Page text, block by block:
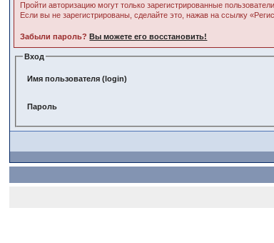
Пройти авторизацию могут только зарегистрированные пользователи.
Если вы не зарегистрированы, сделайте это, нажав на ссылку
Забыли пароль?Вы можете его восстановить!
Вход
Имя пользователя (login)
Пароль